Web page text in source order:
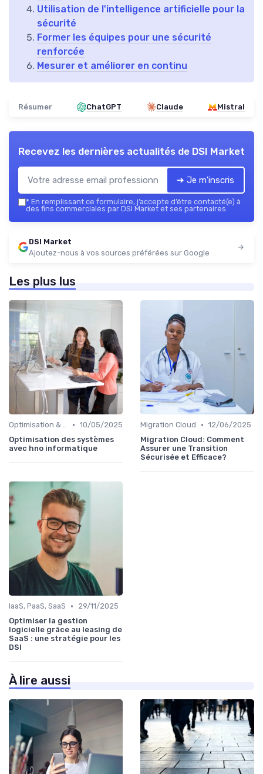
Utilisation de l'intelligence artificielle pour la
sécurité
Former les équipes pour une sécurité
renforcée
Mesurer et améliorer en continu
Résumer ChatGPT Claude Mistral
Recevez les dernières actualités de DSI Market
➔ Je m'inscris
* En remplissant ce formulaire, j’accepte d’être contacté(e) à
des fins commerciales par DSI Market et ses partenaires.
DSI Market
Ajoutez-nous à vos sources préférées sur Google
Les plus lus
Optimisation & Coûts • 10/05/2025
Optimisation des systèmes
avec hno informatique
Migration Cloud • 12/06/2025
Migration Cloud: Comment
Assurer une Transition
Sécurisée et Efficace?
IaaS, PaaS, SaaS •
29/11/2025
Optimiser la gestion
logicielle grâce au leasing de
SaaS : une stratégie pour les
DSI
À lire aussi